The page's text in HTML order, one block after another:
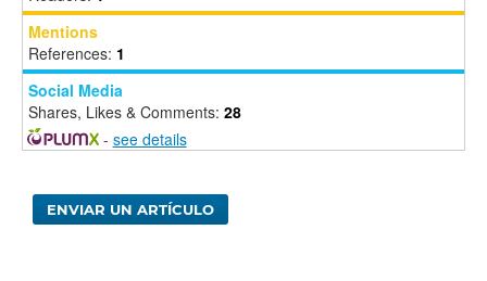
Mentions
References: 1
Social Media
Shares, Likes & Comments: 28
- see details
ENVIAR UN ARTÍCULO